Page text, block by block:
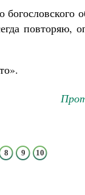
повторяю,
8 9 10